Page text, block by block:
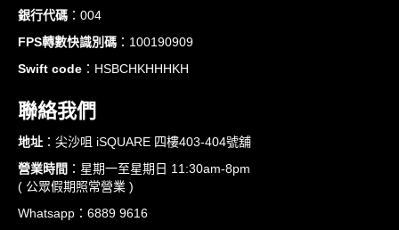
銀行代碼 ：004
FPS轉數快識別碼 ：100190909
Swift code ：HSBCHKHHHKH
聯絡我們
地址 ：尖沙咀 iSQUARE 四樓403-404號舖
營業時間 ：星期一至星期日 11:30am-8pm
( 公眾假期照常營業 )
Whatsapp：6889 9616